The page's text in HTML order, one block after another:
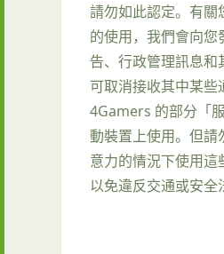
請勿如此認定。有關
的使用，我們會向您
告、行政管理訊息和
可取消接收其中某些
4Gamers 的部分「
動裝置上使用。但請
意力的情況下使用這
以免違反交通或安全